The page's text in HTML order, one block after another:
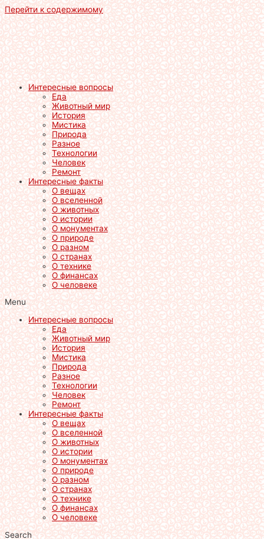
Перейти к содержимому
Интересные вопросы
Еда
Животный мир
История
Мистика
Природа
Разное
Технологии
Человек
Ремонт
Интересные факты
О вещах
О вселенной
О животных
О истории
О монументах
О природе
О разном
О странах
О технике
О финансах
О человеке
Menu
Интересные вопросы
Еда
Животный мир
История
Мистика
Природа
Разное
Технологии
Человек
Ремонт
Интересные факты
О вещах
О вселенной
О животных
О истории
О монументах
О природе
О разном
О странах
О технике
О финансах
О человеке
Search